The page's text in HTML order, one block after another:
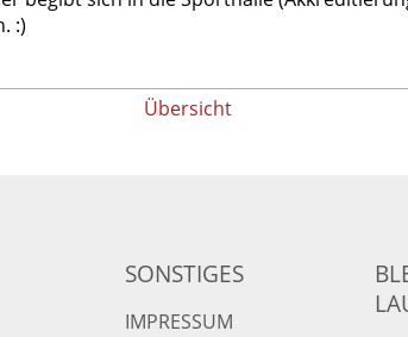
:)
Übersicht
SONSTIGES
IMPRESSUM